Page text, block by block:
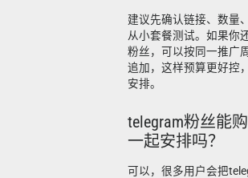
建议先确认链接、数量
从小套餐测试。如果你
粉丝，可以按同一推广
追加，这样预算更好控
安排。
telegram粉丝能
一起安排吗？
可以，很多用户会把